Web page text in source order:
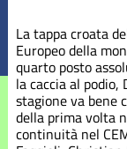
La tappa croata
Europeo della
quarto posto
la caccia al
stagione va bene
della prima volta
continuità nel
Stagione
2020
Stagione
2021